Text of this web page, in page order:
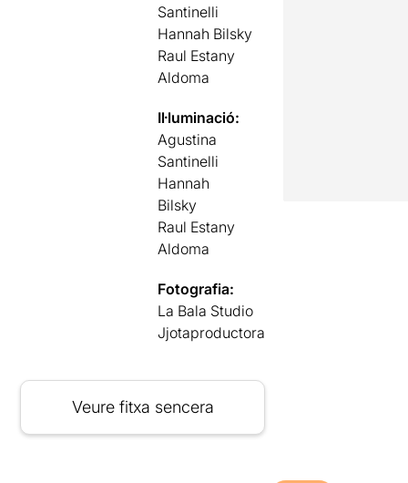
Santinelli
Hannah Bilsky
Raul Estany
Aldoma
Il·luminació:
Agustina
Santinelli
Hannah
Bilsky
Raul Estany
Aldoma
Fotografia:
La Bala Studio
Jjotaproductora
Veure fitxa sencera